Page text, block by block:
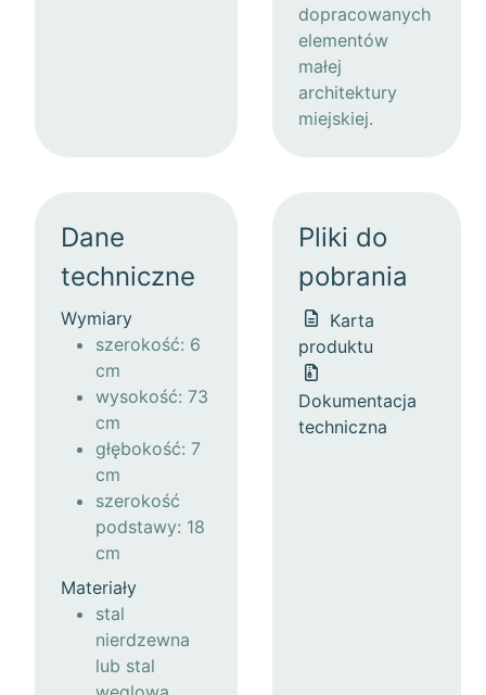
dopracowanych
elementów
małej
architektury
miejskiej.
Dane
techniczne
Wymiary
szerokość: 6
cm
wysokość: 73
cm
głębokość: 7
cm
szerokość
podstawy: 18
cm
Materiały
stal
nierdzewna
lub stal
Pliki do
pobrania
Karta
produktu
Dokumentacja
techniczna